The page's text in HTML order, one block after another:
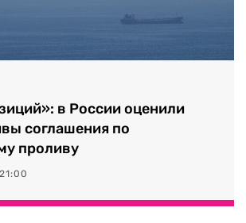
в России оценили
соглашения по
проливу